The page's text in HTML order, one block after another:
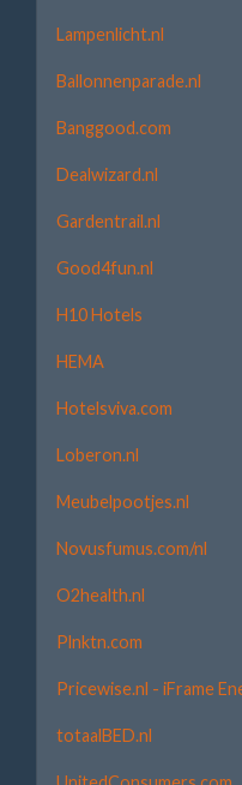
Lampenlicht.nl
Ballonnenparade.nl
Banggood.com
Dealwizard.nl
Gardentrail.nl
Good4fun.nl
H10 Hotels
HEMA
Hotelsviva.com
Loberon.nl
Meubelpootjes.nl
Novusfumus.com/nl
O2health.nl
Plnktn.com
Pricewise.nl - iFrame
totaalBED.nl